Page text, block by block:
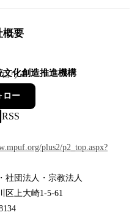
概要
化創造推進機構
ワー
ロー
RSS
plus2/p2_top.aspx?
社団法人・宗教法人
区上大崎1-5-61